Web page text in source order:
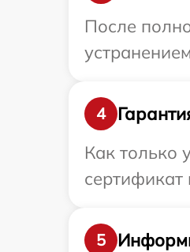
После
4
Как только
сертификат
5